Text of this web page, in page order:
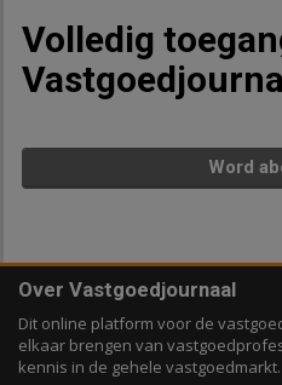
Volledig
Word
Over Vastgoedjournaal
Dit online platform voor de
elkaar brengen van
kennis in de gehele vastgoedmarkt.